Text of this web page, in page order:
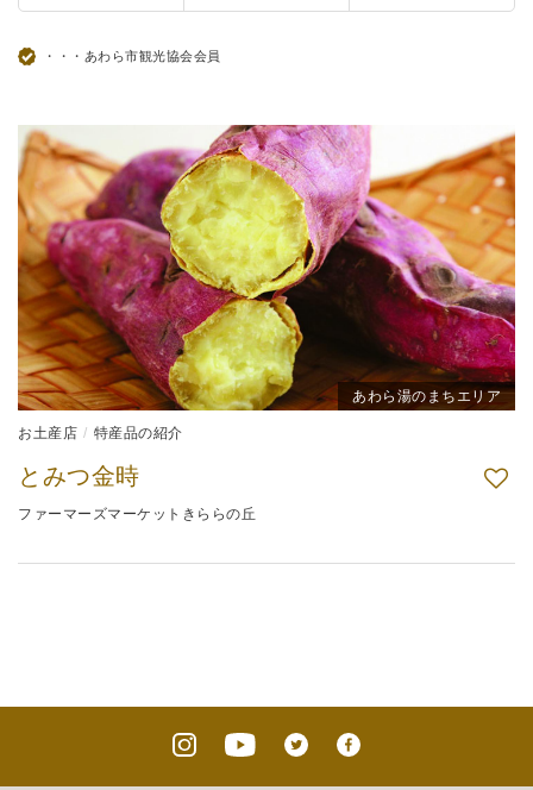
・・・あわら市観光協会会員
あわら湯のまちエリア
お土産店 特産品の紹介
とみつ金時
ファーマーズマーケットきららの丘